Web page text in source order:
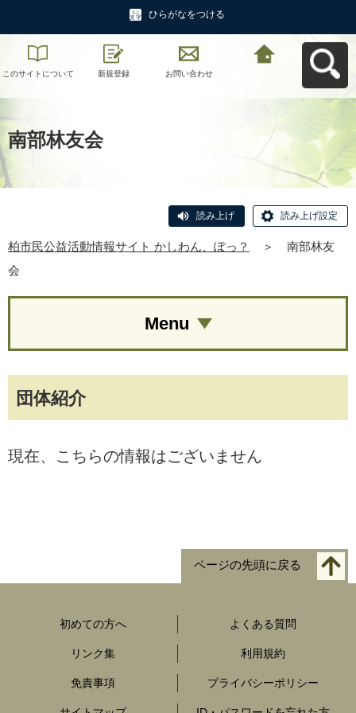
ひらがなをつける
このサイトについて 新規登録 お問い合わせ
南部林友会
読み上げ 読み上げ設定
柏市民公益活動情報サイト かしわん、ぽっ？ ＞
南部林友
会
団体紹介
現在、こちらの情報はございません
Menu
ページの先頭に戻る
初めての方へ よくある質問
リンク集 利用規約
免責事項 プライバシーポリシー